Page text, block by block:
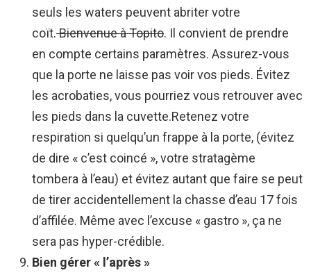
seuls les waters peuvent abriter votre
coït.Bienvenue à Topito. Il convient de prendre
en compte certains paramètres. Assurez-vous
que la porte ne laisse pas voir vos pieds. Évitez
les acrobaties, vous pourriez vous retrouver avec
les pieds dans la cuvette.Retenez votre
respiration si quelqu’un frappe à la porte, (évitez
de dire « c’est coincé », votre stratagème
tombera à l’eau) et évitez autant que faire se peut
de tirer accidentellement la chasse d’eau 17 fois
d’affilée. Même avec l’excuse « gastro », ça ne
sera pas hyper-crédible.
Bien gérer « l’après »